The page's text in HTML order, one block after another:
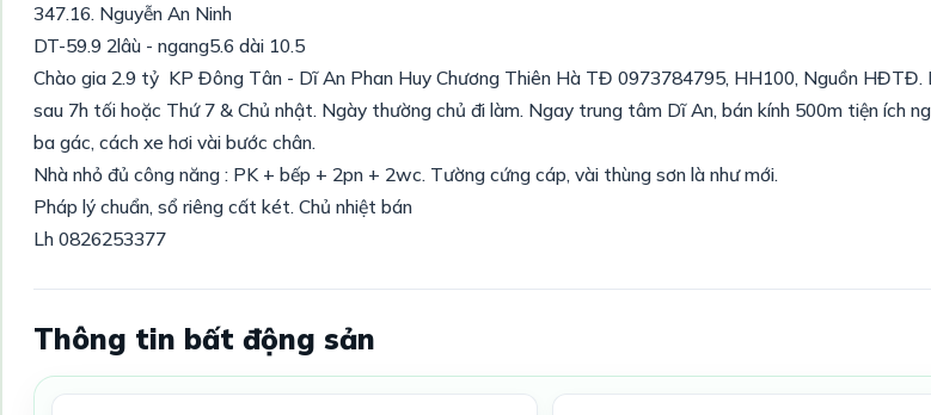
347.16. Nguyễn An Ninh
DT-59.9 2lâù - ngang5.6 dài 10.5
Chào gia 2.9 tỷ KP Đông Tân - Dĩ An Phan Huy Chương Thiên Hà TĐ 0973784795, HH100, Nguồn HĐTĐ.
sau 7h tối hoặc Thứ 7 & Chủ nhật. Ngày thường chủ đi làm. Ngay trung tâm Dĩ An, bán kính 500m tiện ích
ba gác, cách xe hơi vài bước chân.
Nhà nhỏ đủ công năng : PK + bếp + 2pn + 2wc. Tường cứng cáp, vài thùng sơn là như mới.
Pháp lý chuẩn, sổ riêng cất két. Chủ nhiệt bán
Lh 0826253377
Thông tin bất động sản